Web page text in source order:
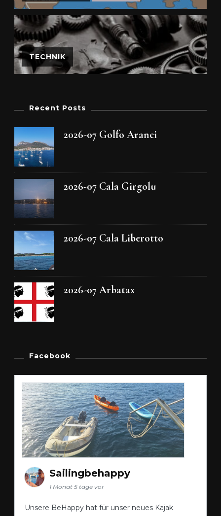
TECHNIK
Recent Posts
2026-07 Golfo Aranci
2026-07 Cala Girgolu
2026-07 Cala Liberotto
2026-07 Arbatax
Facebook
Sailingbehappy
1 Monat 5 tage vor
Unsere BeHappy hat für unser neues Kajak